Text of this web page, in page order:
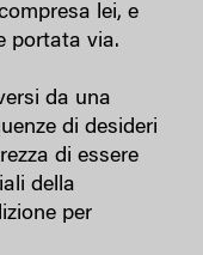
lei, e
portata via.
da una
di desideri
di essere
della
per